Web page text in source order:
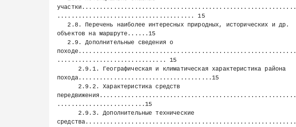
участки.............................................................
....................................... 15
   2.8. Перечень наиболее интересных природных, исторических и др.
объектов на маршруте......15
   2.9. Дополнительные сведения о
походе..............................................................
............................... 15
похода......................................15
передвижения........................................................
.........................15
средства............................................................